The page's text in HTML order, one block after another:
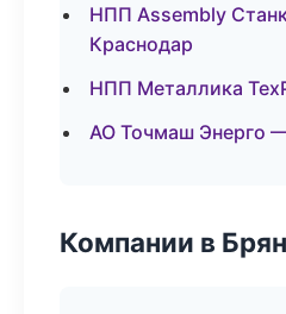
НПП Assembly
Краснодар
НПП Металлика
АО Точмаш Энерго
Компании в